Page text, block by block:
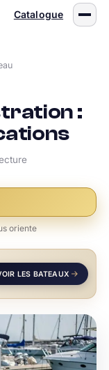
Catalogue
:
oriente
LES BATEAUX